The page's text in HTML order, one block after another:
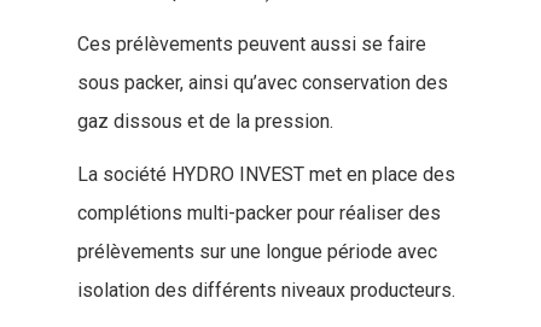
Ces prélèvements peuvent aussi se faire
sous packer, ainsi qu’avec conservation des
gaz dissous et de la pression.
La société HYDRO INVEST met en place des
complétions multi-packer pour réaliser des
prélèvements sur une longue période avec
isolation des différents niveaux producteurs.